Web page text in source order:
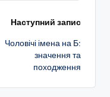
Наступний запис
Чоловічі імена на Б:
значення та
походження